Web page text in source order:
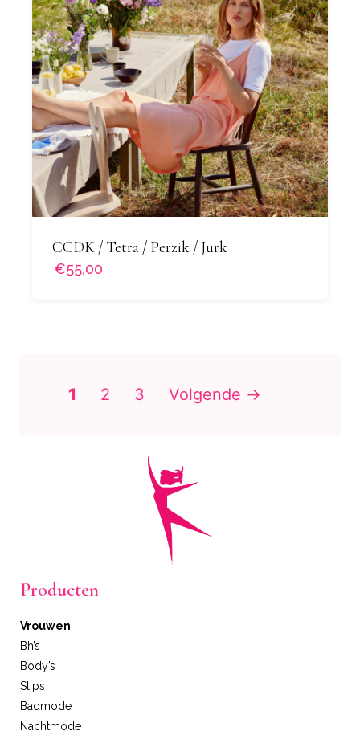
CCDK / Tetra / Perzik / Jurk
€55,00
1 2 3 Volgende →
Producten
Vrouwen
Bh’s
Body’s
Slips
Badmode
Nachtmode